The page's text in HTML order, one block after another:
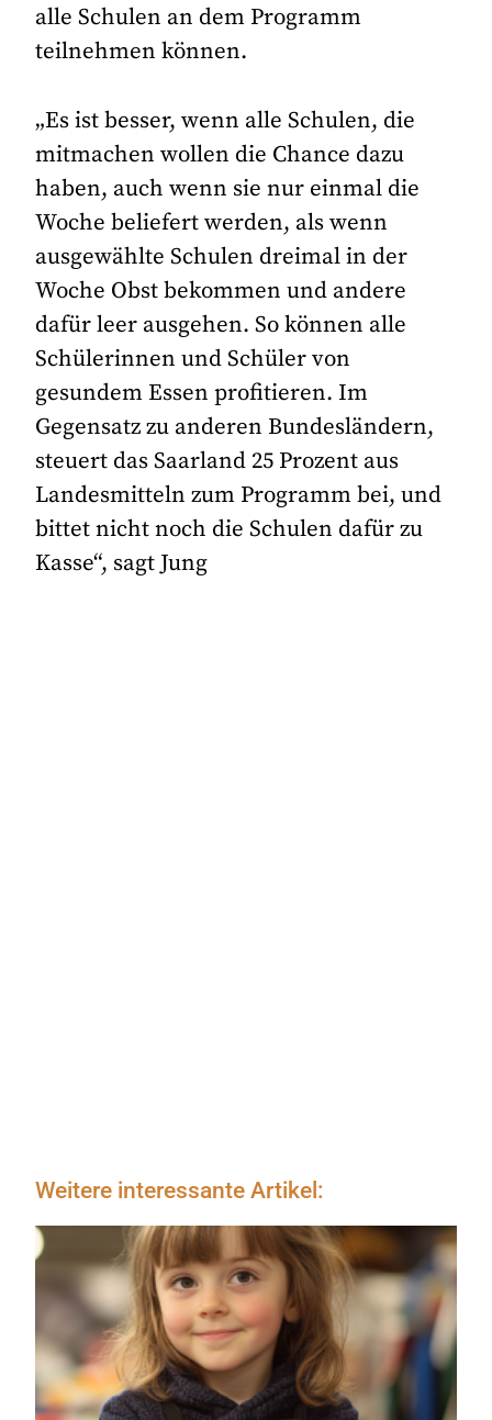
alle Schulen an dem Programm
teilnehmen können.
„Es ist besser, wenn alle Schulen, die
mitmachen wollen die Chance dazu
haben, auch wenn sie nur einmal die
Woche beliefert werden, als wenn
ausgewählte Schulen dreimal in der
Woche Obst bekommen und andere
dafür leer ausgehen. So können alle
Schülerinnen und Schüler von
gesundem Essen profitieren. Im
Gegensatz zu anderen Bundesländern,
steuert das Saarland 25 Prozent aus
Landesmitteln zum Programm bei, und
bittet nicht noch die Schulen dafür zu
Kasse“, sagt Jung
Weitere interessante Artikel: